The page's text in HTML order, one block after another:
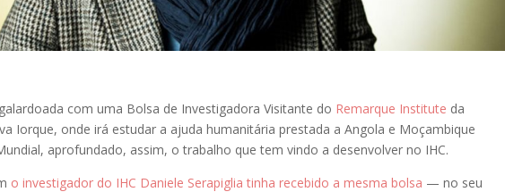
com uma Bolsa de Investigadora Visitante do Remarque Institute da
Iorque, onde irá estudar a ajuda humanitária prestada a Angola e Moçambique
aprofundado, assim, o trabalho que tem vindo a desenvolver no IHC.
o investigador do IHC Daniele Serapiglia tinha recebido a mesma bolsa — no seu